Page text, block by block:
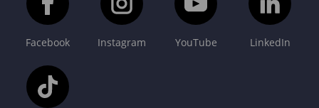
Facebook Instagram YouTube LinkedIn